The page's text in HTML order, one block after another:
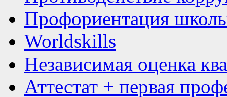
Профориентация
Worldskills
Независимая оценка
Аттестат + первая